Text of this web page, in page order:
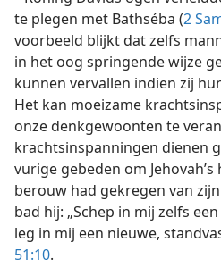
te plegen met Bathséba (2
voorbeeld blijkt dat zelfs
in het oog springende wijze
kunnen vervallen indien zij
Het kan moeizame
onze denkgewoonten te
krachtsinspanningen dienen
vurige gebeden om
berouw had gekregen van
bad hij: „Schep in mij zelfs
leg in mij een nieuwe,
51:10.